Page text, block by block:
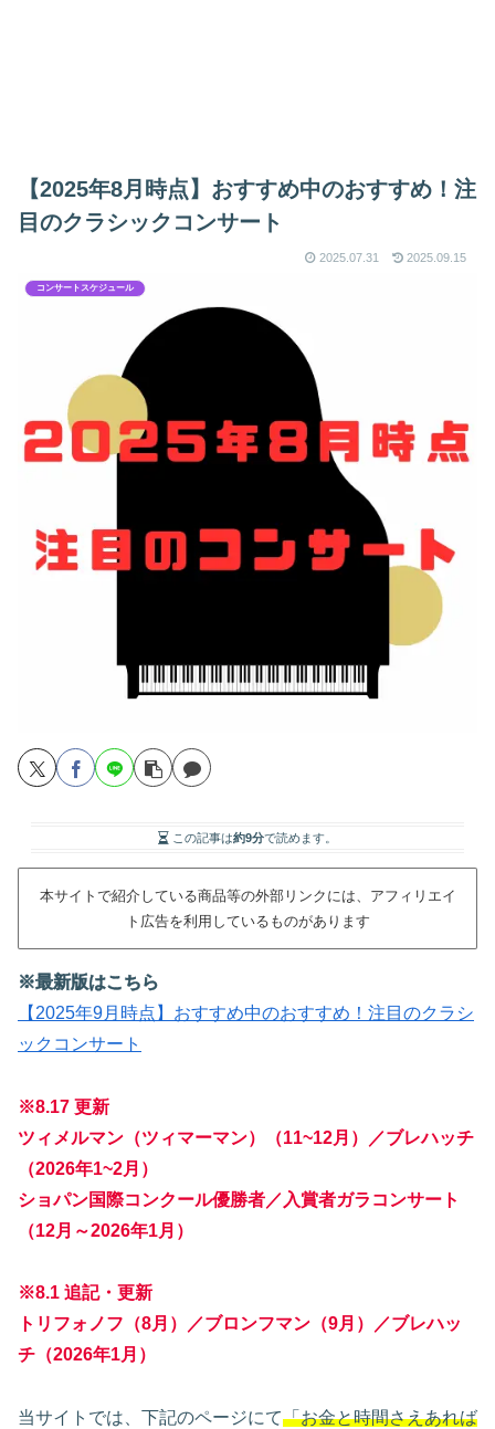
【2025年8月時点】おすすめ中のおすすめ！注
目のクラシックコンサート
2025.07.31 2025.09.15
コンサートスケジュール
この記事は約9分で読めます。
本サイトで紹介している商品等の外部リンクには、アフィリエイ
ト広告を利用しているものがあります
※最新版はこちら
【2025年9月時点】おすすめ中のおすすめ！注目のクラシ
ックコンサート
※8.17 更新
ツィメルマン（ツィマーマン）（11~12月）／ブレハッチ
（2026年1~2月）
ショパン国際コンクール優勝者／入賞者ガラコンサート
（12月～2026年1月）
※8.1 追記・更新
トリフォノフ（8月）／ブロンフマン（9月）／ブレハッ
チ（2026年1月）
当サイトでは、下記のページにて「お金と時間さえあれば